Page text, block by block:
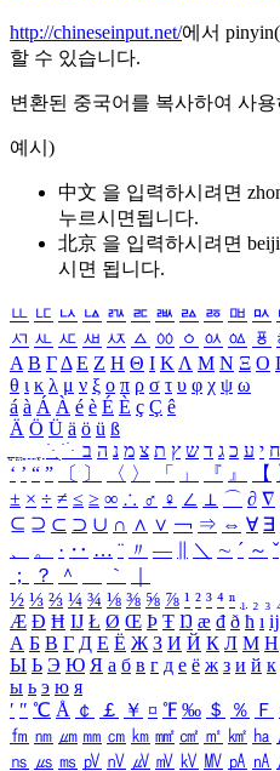
http://chineseinput.net/에서
할 수 있습니다.
변환된 중국어를 복사하여 사
예시)
中文 을 입력하시려면
누르시면됩니다.
北京 을 입력하시려면
시면 됩니다.
ㅥ ㅦ ㅧ ㅨ ㅩ ㅪ ㅫ ㅬ ㅭ ㅮ ㅯ
ㅺ ㅻ ㅼ ㅽ ㅾ ㅿ ㆀ ㆁ ㆂ ㆃ ㆄ
Α Β ΓΔ Ε Ζ Η Θ Ι ΚΛ Μ Ν Ξ Ο
θ ι κ λ μ ν ξ ο π ρ σ τ υ φ χ ψ ω
á à Á À é è É È ç Ç ê
Ä Ö Ü ä ö ü ß
ִֶֹ ֻּ ׁׂ ח י ע כ ג ד ש ץ ת צ מ נ ה ב
‘ ’ “ ” 〔 〕 〈 〉 「 」 『 』 【
± × ÷ ≠ ≤ ≥ ∞ ∴ ♂ ♀ ∠ ⊥ ⌒ ∂ ∇
⊆ ⊇ ⊂ ⊃ ∪ ∩ ∧ ∨ ￢ ⇒ ⇔ ∀ ∃
、
。 · ‥ … ¨ 〃 ― ＼ ∼ ´ ～ ˇ
；
？ ＾ ｀
½ ⅓ ⅔ ¼ ¾ ⅛ ⅜ ⅝ ⅞ ¹ ² ³ ⁴ ⁿ ₁ ₂ ₃
Æ Ð Ħ Ĳ Ł Ø Œ Þ Ŧ Ŋ æ đ ð ħ ı ĳ
А Б В Г Д Е Ё Ж З И Й К Л М Н
Ы Ь Э Ю Я а б в г д е ё ж з и й к
ы ь э ю я
′ ″ ℃ Å ￠ ￡ ￥ ¤ ℉ ‰ ＄ ％ Ｆ
㎙ ㎚ ㎛ ㎜ ㎝ ㎞ ㎟ ㎠ ㎡ ㎢ ㏊
㎱ ㎲ ㎳ ㎴ ㎵ ㎶ ㎷ ㎸ ㎹ ㎀ ㎁